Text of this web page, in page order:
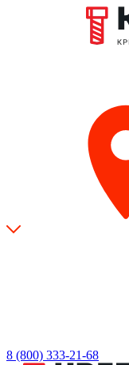
8 (800) 333-21-68